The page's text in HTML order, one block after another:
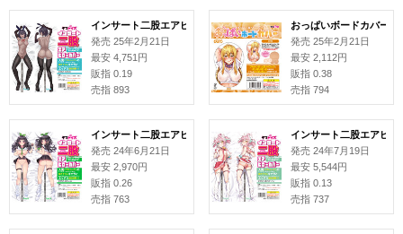
インサート二股エアピローカバー#163 DENB
発売 25年2月21日
最安 4,751円
販指 0.19
売指 893
おっぱいボードカバー
発売 25年2月21日
最安 2,112円
販指 0.38
売指 794
インサート二股エアピローカバー#155 桜ちょみ
発売 24年6月21日
最安 2,970円
販指 0.26
売指 763
インサート二股エアピロ
発売 24年7月19日
最安 5,544円
販指 0.13
売指 737